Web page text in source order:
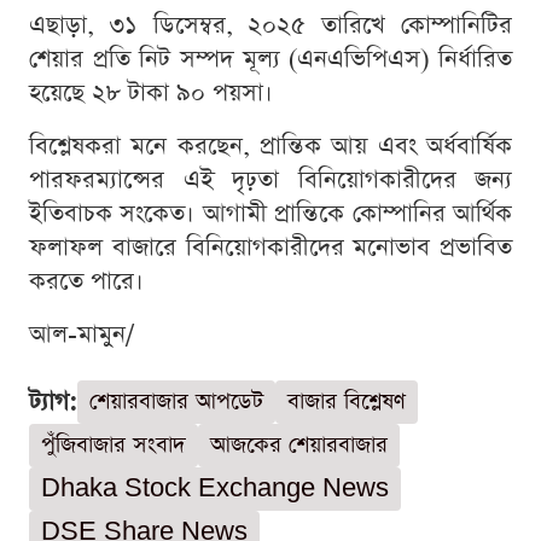
এছাড়া, ৩১ ডিসেম্বর, ২০২৫ তারিখে কোম্পানিটির
শেয়ার প্রতি নিট সম্পদ মূল্য (এনএভিপিএস) নির্ধারিত
হয়েছে ২৮ টাকা ৯০ পয়সা।
বিশ্লেষকরা মনে করছেন, প্রান্তিক আয় এবং অর্ধবার্ষিক
পারফরম্যান্সের এই দৃঢ়তা বিনিয়োগকারীদের জন্য
ইতিবাচক সংকেত। আগামী প্রান্তিকে কোম্পানির আর্থিক
ফলাফল বাজারে বিনিয়োগকারীদের মনোভাব প্রভাবিত
করতে পারে।
আল-মামুন/
ট্যাগ: শেয়ারবাজার আপডেট
বাজার বিশ্লেষণ
পুঁজিবাজার সংবাদ
আজকের শেয়ারবাজার
Dhaka Stock Exchange News
DSE Share News